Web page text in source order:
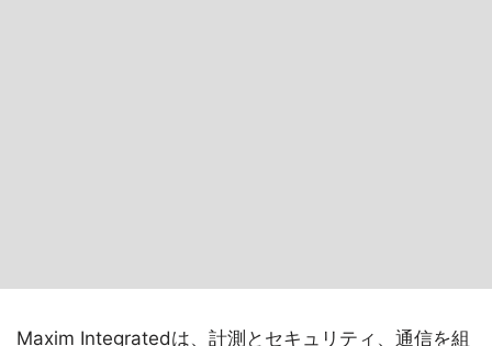
Maxim Integratedは、計測とセキュリティ、通信を組